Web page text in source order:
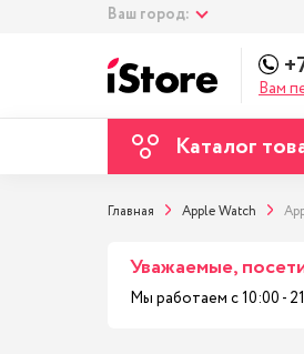
Ваш город:
Вам
Каталог
Главная Apple Watch
Уважаемые,
Мы работаем с 10:00 -